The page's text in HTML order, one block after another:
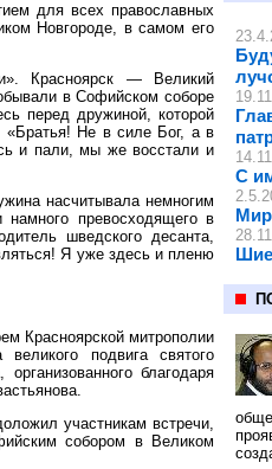
для всех православных
Новгороде, в самом его
Красноярск — Великий
в Софийском соборе
перед дружиной, которой
«Братья! Не в силе Бог, а в
и пали, мы же восстали и
насчитывала немногим
превосходящего в
шведского десанта,
Я уже здесь и пленю
Красноярской митрополии
подвига святого
благодаря
участникам встречи,
собором в Великом
С